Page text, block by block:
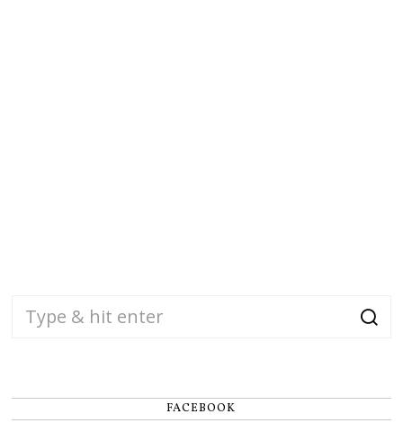
FACEBOOK